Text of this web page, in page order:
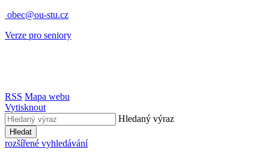
obec@ou-stu.cz
Verze pro seniory
RSS Mapa webu
Vytisknout
Hledaný výraz
Hledat
rozšířené vyhledávání